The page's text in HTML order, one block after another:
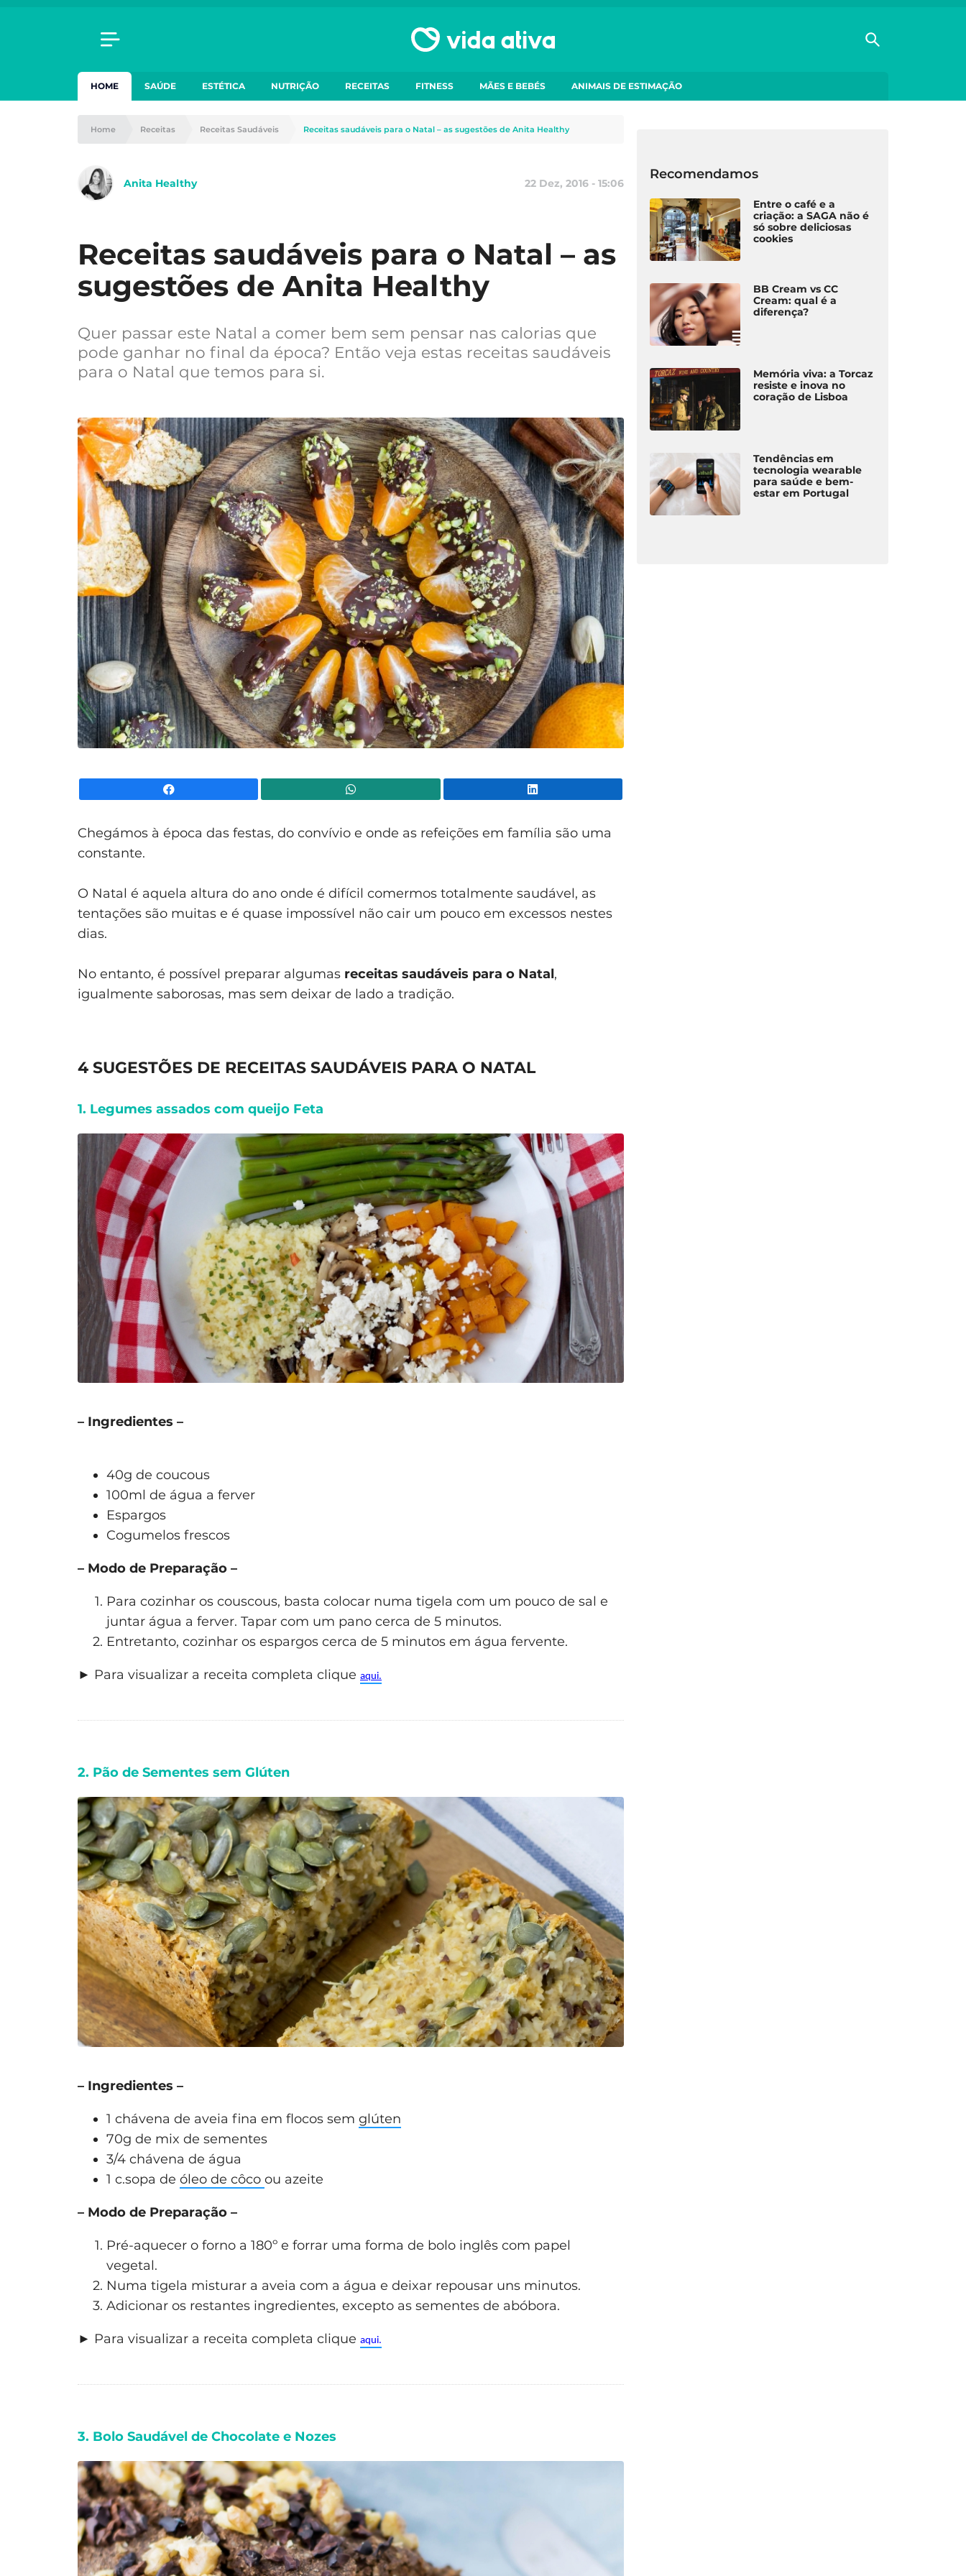
HOME SAÚDE ESTÉTICA NUTRIÇÃO RECEITAS FITNESS MÃES E BEBÉS ANIMAIS DE ESTIMAÇÃO
Home Receitas Receitas Saudáveis Receitas saudáveis para o Natal – as sugestões de Anita Healthy
Anita Healthy 22 Dez, 2016 - 15:06
Receitas saudáveis para o Natal – as
sugestões de Anita Healthy
Quer passar este Natal a comer bem sem pensar nas calorias que
pode ganhar no final da época? Então veja estas receitas saudáveis
para o Natal que temos para si.
Chegámos à época das festas, do convívio e onde as refeições em família são uma
constante.
O Natal é aquela altura do ano onde é difícil comermos totalmente saudável, as
tentações são muitas e é quase impossível não cair um pouco em excessos nestes
dias.
No entanto, é possível preparar algumas receitas saudáveis para o Natal,
igualmente saborosas, mas sem deixar de lado a tradição.
4 SUGESTÕES DE RECEITAS SAUDÁVEIS PARA O NATAL
1. Legumes assados com queijo Feta
– Ingredientes –
40g de coucous
100ml de água a ferver
Espargos
Cogumelos frescos
– Modo de Preparação –
Para cozinhar os couscous, basta colocar numa tigela com um pouco de sal e
juntar água a ferver. Tapar com um pano cerca de 5 minutos.
Entretanto, cozinhar os espargos cerca de 5 minutos em água fervente.
► Para visualizar a receita completa clique aqui.
2. Pão de Sementes sem Glúten
– Ingredientes –
1 chávena de aveia fina em flocos sem glúten
70g de mix de sementes
3/4 chávena de água
1 c.sopa de óleo de côco ou azeite
– Modo de Preparação –
Pré-aquecer o forno a 180º e forrar uma forma de bolo inglês com papel
vegetal.
Numa tigela misturar a aveia com a água e deixar repousar uns minutos.
Adicionar os restantes ingredientes, excepto as sementes de abóbora.
► Para visualizar a receita completa clique aqui.
3. Bolo Saudável de Chocolate e Nozes
Recomendamos
Entre o café e a
criação: a SAGA não é
só sobre deliciosas
cookies
BB Cream vs CC
Cream: qual é a
diferença?
Memória viva: a Torcaz
resiste e inova no
coração de Lisboa
Tendências em
tecnologia wearable
para saúde e bem-
estar em Portugal